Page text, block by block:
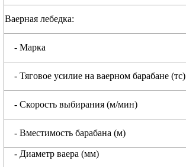
Ваерная лебедка:
- Марка
- Тяговое усилие на ваерном барабане (тс)
- Скорость выбирания (м/мин)
- Вместимость барабана (м)
- Диаметр ваера (мм)